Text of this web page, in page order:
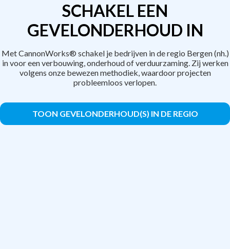
SCHAKEL EEN
GEVELONDERHOUD IN
Met CannonWorks® schakel je bedrijven in de regio Bergen (nh.)
in voor een verbouwing, onderhoud of verduurzaming. Zij werken
volgens onze bewezen methodiek, waardoor projecten
probleemloos verlopen.
TOON GEVELONDERHOUD(S) IN DE REGIO